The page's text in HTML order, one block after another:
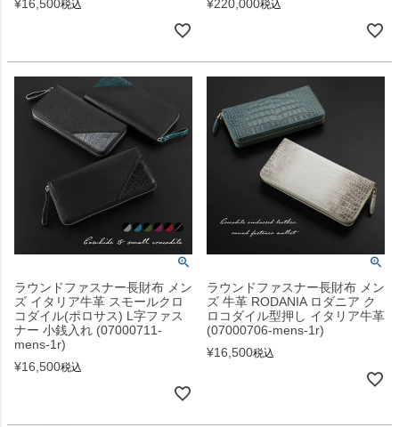
¥16,500税込
¥220,000税込
ラウンドファスナー長財布 メン
ズ イタリア牛革 スモールクロ
コダイル(ポロサス) L字ファス
ナー 小銭入れ (07000711-
mens-1r)
¥16,500税込
ラウンドファスナー長財布 メン
ズ 牛革 RODANIA ロダニア ク
ロコダイル型押し イタリア牛革
(07000706-mens-1r)
¥16,500税込